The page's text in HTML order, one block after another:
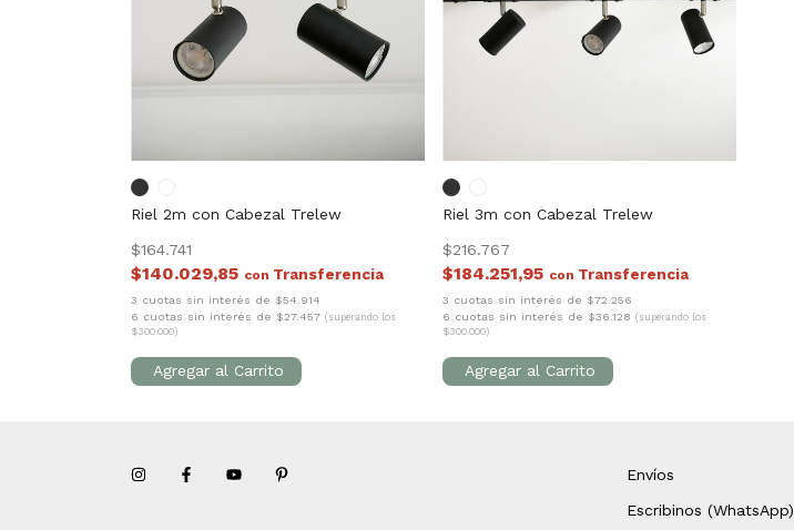
Riel 2m con Cabezal Trelew
$164.741
$140.029,85 con
3 cuotas sin interés de $54.914
6 cuotas sin interés de $27.457 (superando los
$300.000)
Riel 3m con Cabezal Trelew
$216.767
$184.251,95 con
3 cuotas sin interés de $72.256
6 cuotas sin interés de $36.128 (superando los
$300.000)
Envíos
Escribinos (WhatsApp)